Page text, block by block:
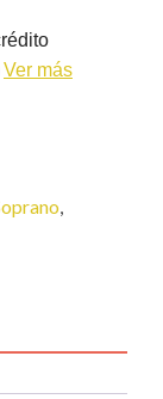
Ver más
,